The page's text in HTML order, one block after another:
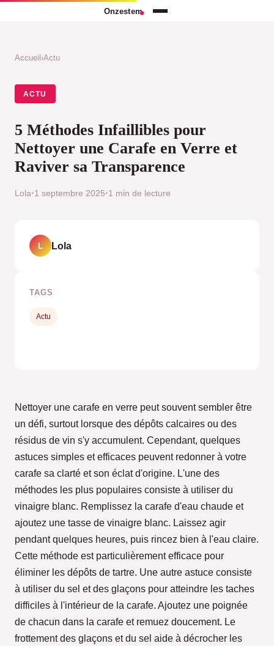
Accueil ›Actu
ACTU
5 Méthodes Infaillibles pour
Nettoyer une Carafe en Verre et
Raviver sa Transparence
Lola•1 septembre 2025•1 min de lecture
Nettoyer une carafe en verre peut souvent sembler être
un défi, surtout lorsque des dépôts calcaires ou des
résidus de vin s'y accumulent. Cependant, quelques
astuces simples et efficaces peuvent redonner à votre
carafe sa clarté et son éclat d'origine. L'une des
méthodes les plus populaires consiste à utiliser du
vinaigre blanc. Remplissez la carafe d'eau chaude et
ajoutez une tasse de vinaigre blanc. Laissez agir
pendant quelques heures, puis rincez bien à l'eau claire.
Cette méthode est particulièrement efficace pour
éliminer les dépôts de tartre. Une autre astuce consiste
à utiliser du sel et des glaçons pour atteindre les taches
difficiles à l'intérieur de la carafe. Ajoutez une poignée
de chacun dans la carafe et remuez doucement. Le
frottement des glaçons et du sel aide à décrocher les
L Lola
TAGS
Actu